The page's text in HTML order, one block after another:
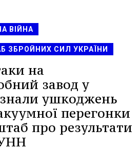
ВІЙНА
ЗБРОЙНИХ СИЛ УКРАЇНИ
на
завод у
ушкоджень
перегонки
про результати